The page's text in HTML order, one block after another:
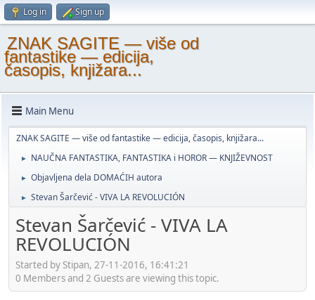
Log in Sign up
ZNAK SAGITE — više od
fantastike — edicija,
časopis, knjižara...
Main Menu
ZNAK SAGITE — više od fantastike — edicija, časopis, knjižara...
► NAUČNA FANTASTIKA, FANTASTIKA i HOROR — KNJIŽEVNOST
► Objavljena dela DOMAĆIH autora
► Stevan Šarčević - VIVA LA REVOLUCIÓN
Stevan Šarčević - VIVA LA
REVOLUCIÓN
Started by Stipan, 27-11-2016, 16:41:21
0 Members and 2 Guests are viewing this topic.